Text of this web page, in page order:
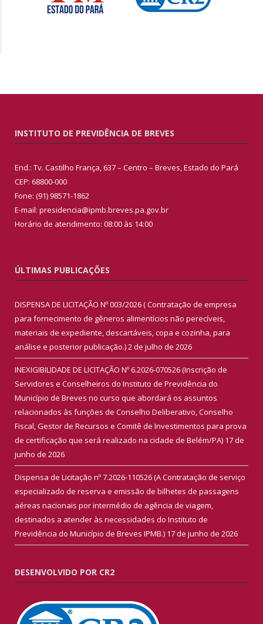
INSTITUTO DE PREVIDÊNCIA DE BREVES
End.: Tv. Castilho França, 637 – Centro – Breves, Estado do Pará
CEP: 68800-000
Fone: (91) 98571-1862
E-mail: presidencia@ipmb.breves.pa.gov.br
Horário de atendimento: 08:00 às 14:00
ÚLTIMAS PUBLICAÇÕES
DISPENSA DE LICITAÇÃO Nº 003/2026 ( Contratação de empresa
para fornecimento de gêneros alimentícios não perecíveis,
materiais de expediente, descartáveis, copa e cozinha, para
análise e posterior publicação.)2 de julho de 2026
INEXIGIBILIDADE DE LICITAÇÃO Nº 6.2026-070526 (Inscrição de
Servidores e Conselheiros do Instituto de Previdência do
Município de Breves no curso que abordará os assuntos
relacionados às funções de Conselho Deliberativo, Conselho
Fiscal, Gestor de Recursos e Comitê de Investimentos para prova
de certificação que será realizado na cidade de Belém/PA) 17 de
junho de 2026
Dispensa de Licitação nº 7.2026-110526 (A Contratação de serviço
especializado de reserva e emissão de bilhetes de passagens
aéreas nacionais por intermédio de agência de viagem,
destinados a atender às necessidades do Instituto de
Previdência do Município de Breves IPMB.) 17 de junho de 2026
DESENVOLVIDO POR CR2